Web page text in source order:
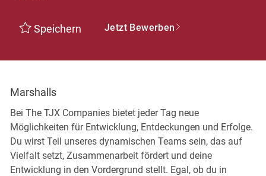
Speichern Jetzt Bewerben
Marshalls
Bei The TJX Companies bietet jeder Tag neue
Möglichkeiten für Entwicklung, Entdeckungen und Erfolge.
Du wirst Teil unseres dynamischen Teams sein, das auf
Vielfalt setzt, Zusammenarbeit fördert und deine
Entwicklung in den Vordergrund stellt. Egal, ob du in